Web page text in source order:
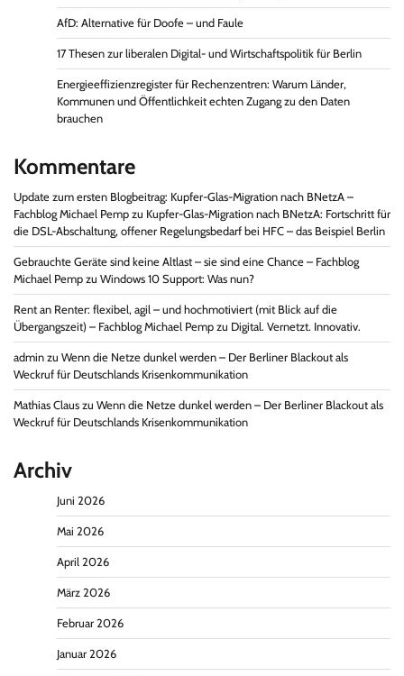
AfD: Alternative für Doofe – und Faule
17 Thesen zur liberalen Digital- und Wirtschaftspolitik für Berlin
Energieeffizienzregister für Rechenzentren: Warum Länder,
Kommunen und Öffentlichkeit echten Zugang zu den Daten
brauchen
Kommentare
Update zum ersten Blogbeitrag: Kupfer-Glas-Migration nach BNetzA –
Fachblog Michael Pemp zu Kupfer-Glas-Migration nach BNetzA: Fortschritt für
die DSL-Abschaltung, offener Regelungsbedarf bei HFC – das Beispiel Berlin
Gebrauchte Geräte sind keine Altlast – sie sind eine Chance – Fachblog
Michael Pemp zu Windows 10 Support: Was nun?
Rent an Renter: flexibel, agil – und hochmotiviert (mit Blick auf die
Übergangszeit) – Fachblog Michael Pemp zu Digital. Vernetzt. Innovativ.
admin zu Wenn die Netze dunkel werden – Der Berliner Blackout als
Weckruf für Deutschlands Krisenkommunikation
Mathias Claus zu Wenn die Netze dunkel werden – Der Berliner Blackout als
Weckruf für Deutschlands Krisenkommunikation
Archiv
Juni 2026
Mai 2026
April 2026
März 2026
Februar 2026
Januar 2026